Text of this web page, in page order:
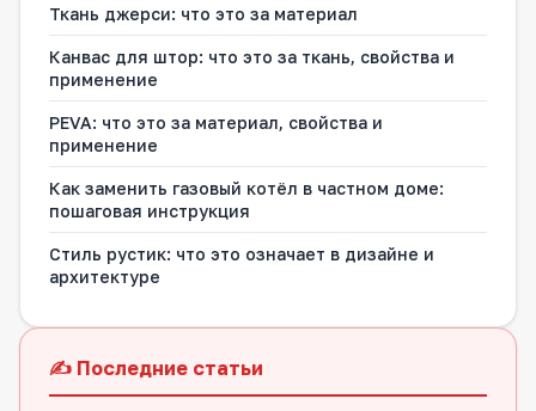
Ткань джерси: что это за материал
Канвас для штор: что это за ткань, свойства и
применение
PEVA: что это за материал, свойства и
применение
Как заменить газовый котёл в частном доме:
пошаговая инструкция
Стиль рустик: что это означает в дизайне и
архитектуре
✍️ Последние статьи